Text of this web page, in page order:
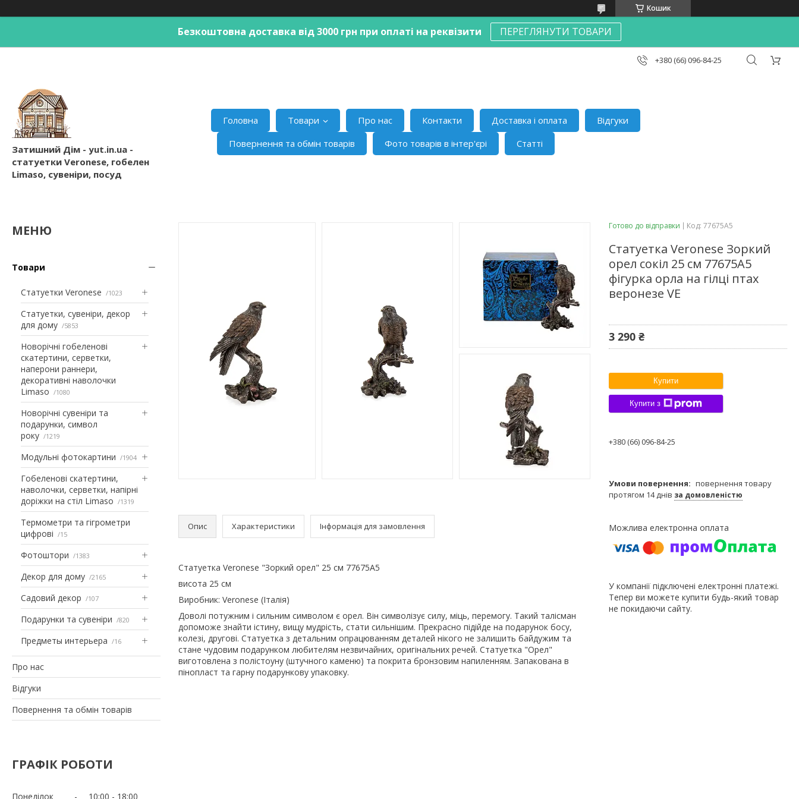
Кошик
Безкоштовна доставка від 3000 грн при оплаті на реквізити ПЕРЕГЛЯНУТИ ТОВАРИ
+380 (66) 096-84-25
Затишний Дім - yut.in.ua -
статуетки Veronese, гобелен
Limaso, сувеніри, посуд
Головна Товари Про нас Контакти Доставка і оплата
Відгуки
Повернення та обмін товарів
Фото товарів в інтер'єрі Статті
Товари
Статуетки Veronese 1023
Статуетки, сувеніри, декор
для дому
5853
Новорічні гобеленові
скатертини, серветки,
наперони раннери,
декоративні наволочки
Limaso
1080
Новорічні сувеніри та
подарунки, символ
року
1219
Модульні фотокартини 1904
Гобеленові скатертини,
наволочки, серветки, напірні
доріжки на стіл Limaso
1319
Термометри та гігрометри
цифрові
15
Фотоштори 1383
Декор для дому 2165
Садовий декор 107
Подарунки та сувеніри 820
Предметы интерьера 16
Про нас
Відгуки
Повернення та обмін товарів
ГРАФІК РОБОТИ
Понеділок 10:00 18:00
Опис Характеристики Інформація для замовлення
Статуетка Veronese "Зоркий орел" 25 см 77675A5
висота 25 см
Виробник: Veronese (Італія)
Доволі потужним і сильним символом є орел. Він символізує силу, міць, перемогу. Такий талісман
допоможе знайти істину, вищу мудрість, стати сильнішим. Прекрасно підійде на подарунок босу, ​​
колезі, другові. Статуетка з детальним опрацюванням деталей нікого не залишить байдужим та
стане чудовим подарунком любителям незвичайних, оригінальних речей. Статуетка "Орел"
виготовлена ​​з полістоуну (штучного каменю) та покрита бронзовим напиленням. Запакована в
пінопласт та гарну подарункову упаковку.
Готово до відправки Код: 77675A5
Статуетка Veronese Зоркий
орел сокіл 25 см 77675A5
фігурка орла на гілці птах
веронезе VE
3 290 ₴
Купити
Купити з
+380 (66) 096-84-25
повернення товару
протягом 14 днів за домовленістю
У компанії підключені електронні платежі.
Тепер ви можете купити будь-який товар
не покидаючи сайту.